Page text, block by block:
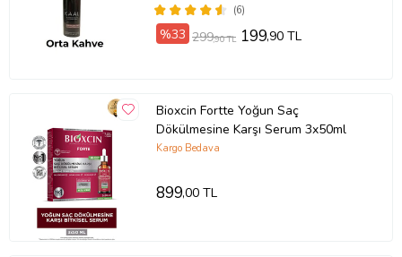
(6)
%33 299,90 TL 199,90 TL
Bioxcin Fortte Yoğun Saç
Dökülmesine Karşı Serum 3x50ml
Kargo Bedava
899,00 TL